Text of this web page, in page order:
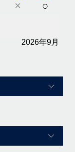
× ○
2026年9月